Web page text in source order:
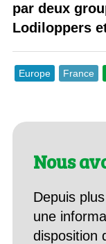
par deux
Lodiloppers
Europe France
Nous
Depuis
une
disposition